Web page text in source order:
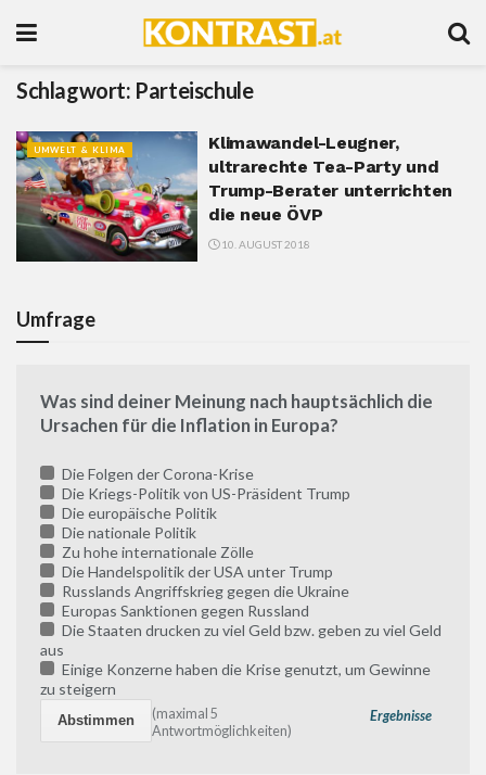
Schlagwort: Parteischule
UMWELT & KLIMA
Klimawandel-Leugner,
ultrarechte Tea-Party und
Trump-Berater unterrichten
die neue ÖVP
10. AUGUST 2018
Umfrage
Was sind deiner Meinung nach hauptsächlich die
Ursachen für die Inflation in Europa?
Die Folgen der Corona-Krise
Die Kriegs-Politik von US-Präsident Trump
Die europäische Politik
Die nationale Politik
Zu hohe internationale Zölle
Die Handelspolitik der USA unter Trump
Russlands Angriffskrieg gegen die Ukraine
Europas Sanktionen gegen Russland
Die Staaten drucken zu viel Geld bzw. geben zu viel Geld
aus
Einige Konzerne haben die Krise genutzt, um Gewinne
zu steigern
Ergebnisse
(maximal 5
Antwortmöglichkeiten)